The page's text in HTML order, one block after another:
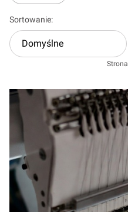
Lista produktów
Sortowanie:
Domyślne
Strona